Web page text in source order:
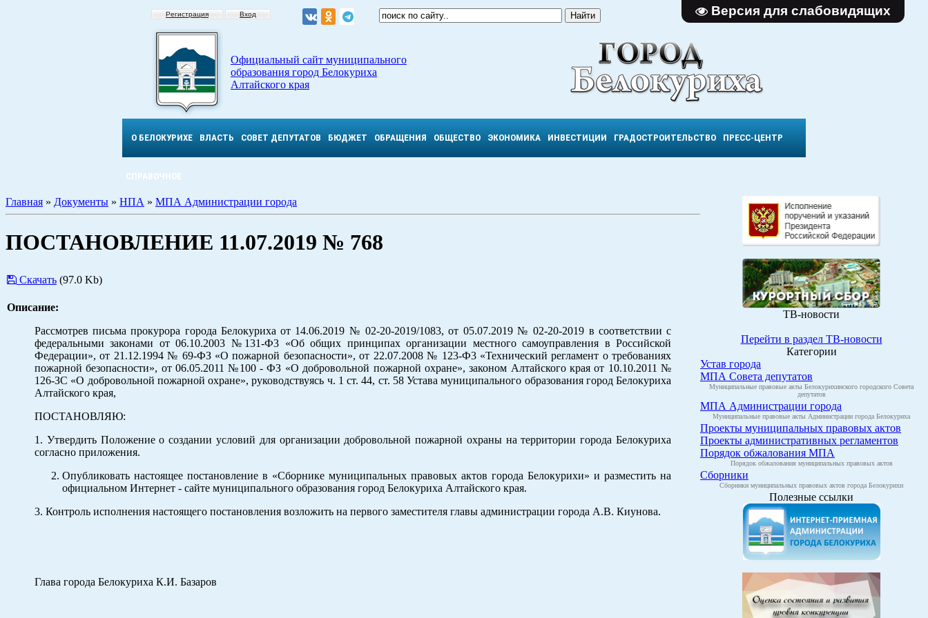
Версия для слабовидящих
Регистрация Вход
Официальный сайт муниципального
образования город Белокуриха
Алтайского края
О БЕЛОКУРИХЕ ВЛАСТЬ СОВЕТ ДЕПУТАТОВ БЮДЖЕТ ОБРАЩЕНИЯ ОБЩЕСТВО ЭКОНОМИКА ИНВЕСТИЦИИ ГРАДОСТРОИТЕЛЬСТВО ПРЕСС-ЦЕНТР
СПРАВОЧНОЕ
Главная » Документы » НПА » МПА Администрации города
ПОСТАНОВЛЕНИЕ 11.07.2019 № 768
Скачать (97.0 Kb)
Описание:
Рассмотрев письма прокурора города Белокуриха от 14.06.2019 № 02-20-2019/1083, от 05.07.2019 № 02-20-2019 в соответствии с
федеральными законами от 06.10.2003 №131-Ф3 «Об общих принципах организации местного самоуправления в Российской
Федерации», от 21.12.1994 № 69-ФЗ «О пожарной безопасности», от 22.07.2008 № 123-Ф3 «Технический регламент о требованиях
пожарной безопасности», от 06.05.2011 №100 - ФЗ «О добровольной пожарной охране», законом Алтайского края от 10.10.2011 №
126-ЗС «О добровольной пожарной охране», руководствуясь ч. 1 ст. 44, ст. 58 Устава муниципального образования город Белокуриха
Алтайского края,
ПОСТАНОВЛЯЮ:
1. Утвердить Положение о создании условий для организации добровольной пожарной охраны на территории города Белокуриха
согласно приложения.
Опубликовать настоящее постановление в «Сборнике муниципальных правовых актов города Белокурихи» и разместить на
официальном Интернет - сайте муниципального образования город Белокуриха Алтайского края.
3. Контроль исполнения настоящего постановления возложить на первого заместителя главы администрации города А.В. Киунова.
Глава города Белокуриха К.И. Базаров
ТВ-новости
Перейти в раздел ТВ-новости
Категории
Устав города
МПА Совета депутатов
Муниципальные правовые акты Белокурихинского городского Совета
депутатов
МПА Администрации города
Муниципальные правовые акты Администрации города Белокуриха
Проекты муниципальных правовых актов
Проекты административных регламентов
Порядок обжалования МПА
Порядок обжалования муниципальных правовых актов
Сборники
Сборники муниципальных правовых актов города Белокурихи
Полезные ссылки